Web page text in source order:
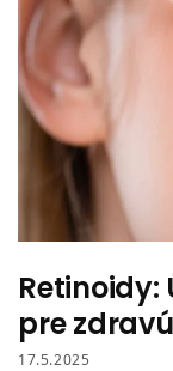
Retinoidy:
pre
17.5.2025